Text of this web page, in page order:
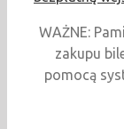
WAŻNE:
zakupu
pomocą